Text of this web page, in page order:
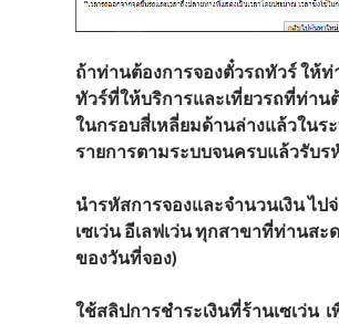
ถ้าท่านต้องการจองตั๋วรถทัวร์ให้ท่
ทัวร์ที่ให้บริการและเที่ยวรถที่ท่าน
ในกรอบสี่เหลี่ยมด้านล่างแล้วในร
รายการตามระบบจนครบแล้วรับร
นำรหัสการจองและจำนวนเงินไปจ่
เซเว่น อีเลฟเว่น ทุกสาขาที่ท่านส
ของวันที่จอง)
ใช้สลิปการชำระเงินที่ร้านเซเว่นเ